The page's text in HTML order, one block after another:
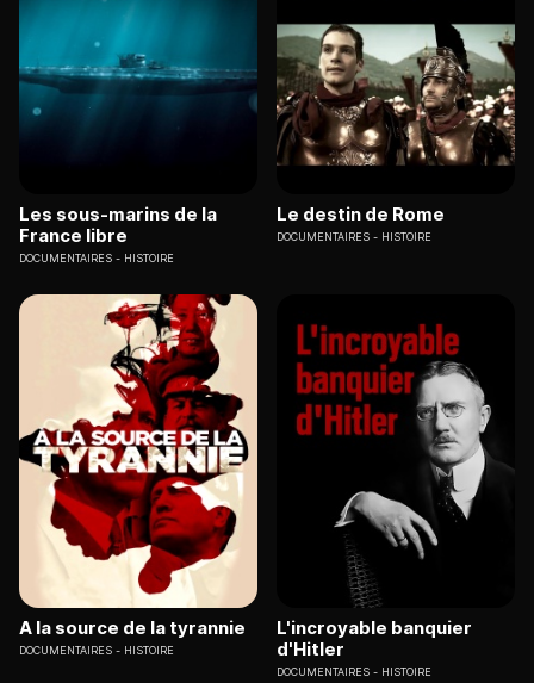
Les sous-marins de la
France libre
DOCUMENTAIRES HISTOIRE
Le destin de Rome
DOCUMENTAIRES HISTOIRE
A la source de la tyrannie
DOCUMENTAIRES HISTOIRE
L'incroyable banquier
d'Hitler
DOCUMENTAIRES HISTOIRE